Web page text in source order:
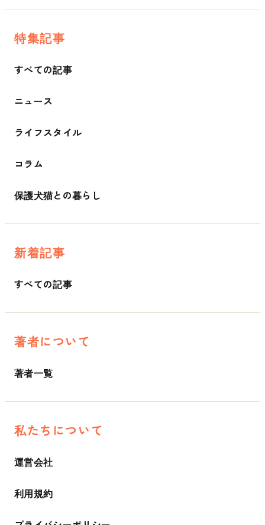
特集記事
すべての記事
ニュース
ライフスタイル
コラム
保護犬猫との暮らし
新着記事
すべての記事
著者について
著者一覧
私たちについて
運営会社
利用規約